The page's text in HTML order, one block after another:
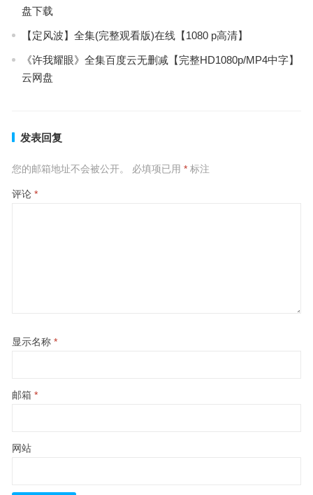
盘下载
【定风波】全集(完整观看版)在线【1080 p高清】
《许我耀眼》全集百度云无删减【完整HD1080p/MP4中字】
云网盘
发表回复
您的邮箱地址不会被公开。 必填项已用 *标注
评论 *
显示名称 *
邮箱 *
网站